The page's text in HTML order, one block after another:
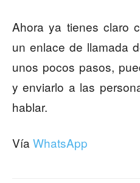
Ahora ya tienes claro
un enlace de llamada
unos pocos pasos,
y enviarlo a las
hablar.
Vía WhatsApp